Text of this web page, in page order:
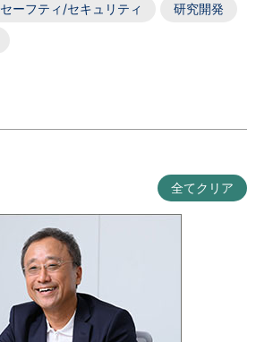
セーフティ/セキュリティ 研究開発
全てクリア